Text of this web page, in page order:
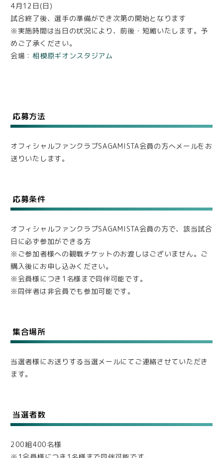
4月12日(日)
試合終了後、選手の準備ができ次第の開始となります
※実施時間は当日の状況により、前後・短縮いたします。予
めご了承ください。
会場：相模原ギオンスタジアム
応募方法
オフィシャルファンクラブSAGAMISTA会員の方へメールをお
送りいたします。
応募条件
オフィシャルファンクラブSAGAMISTA会員の方で、該当試合
日に必ず参加ができる方
※ご参加者様への観戦チケットのお渡しはございません。ご
購入後にお申し込みください。
※会員様につき1名様まで同伴可能です。
※同伴者は非会員でも参加可能です。
集合場所
当選者様にお送りする当選メールにてご連絡させていただき
ます。
当選者数
200組400名様